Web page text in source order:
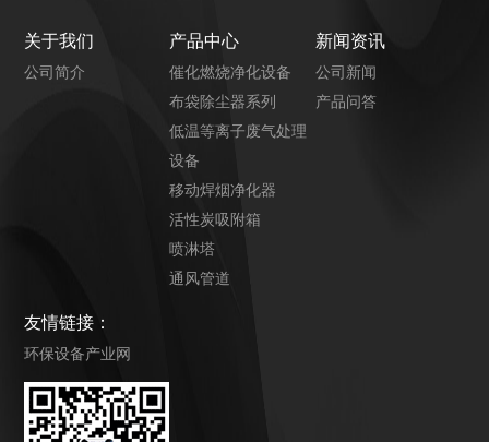
关于我们
公司简介
产品中心
催化燃烧净化设备
布袋除尘器系列
低温等离子废气处理
设备
移动焊烟净化器
活性炭吸附箱
喷淋塔
通风管道
新闻资讯
公司新闻
产品问答
友情链接：
环保设备产业网